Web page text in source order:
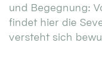
und Begegnung:
findet hier die
versteht sich